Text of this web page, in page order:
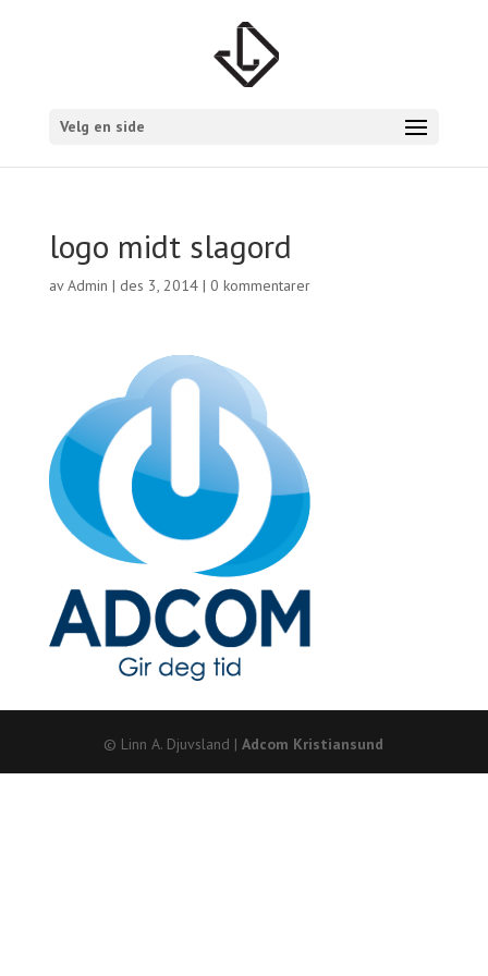
Velg en side
logo midt slagord
avAdmin | des 3, 2014| 0 kommentarer
© Linn A. Djuvsland |Adcom Kristiansund